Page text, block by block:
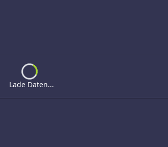
Lade Daten...
Loading...